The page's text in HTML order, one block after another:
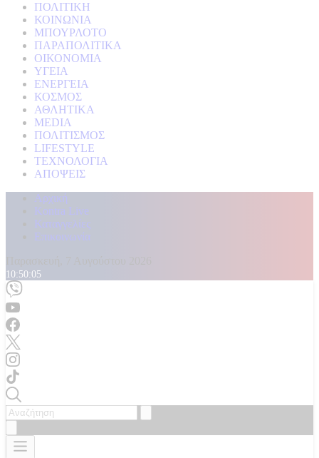
ΠΟΛΙΤΙΚΗ
ΚΟΙΝΩΝΙΑ
ΜΠΟΥΡΛΟΤΟ
ΠΑΡΑΠΟΛΙΤΙΚΑ
ΟΙΚΟΝΟΜΙΑ
ΥΓΕΙΑ
ΕΝΕΡΓΕΙΑ
ΚΟΣΜΟΣ
ΑΘΛΗΤΙΚΑ
MEDIA
ΠΟΛΙΤΙΣΜΟΣ
LIFESTYLE
ΤΕΧΝΟΛΟΓΙΑ
ΑΠΟΨΕΙΣ
Αρχική
Kontra Live
Καταγγελίες
Επικοινωνία
10:50:06